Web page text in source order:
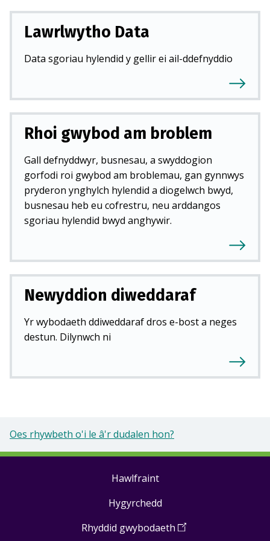
Lawrlwytho Data
Data sgoriau hylendid y gellir ei ail-ddefnyddio
Rhoi gwybod am broblem
Gall defnyddwyr, busnesau, a swyddogion
gorfodi roi gwybod am broblemau, gan gynnwys
pryderon ynghylch hylendid a diogelwch bwyd,
busnesau heb eu cofrestru, neu arddangos
sgoriau hylendid bwyd anghywir.
Newyddion diweddaraf
Yr wybodaeth ddiweddaraf dros e-bost a neges
destun. Dilynwch ni
Oes rhywbeth o'i le â'r dudalen hon?
Hawlfraint
Hygyrchedd
Rhyddid gwybodaeth (Open